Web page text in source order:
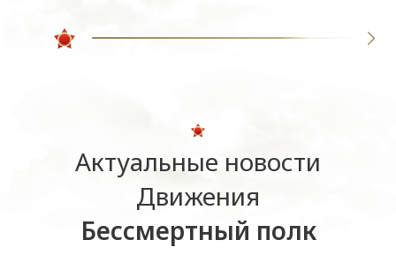
Актуальные новости
Движения
Бессмертный полк